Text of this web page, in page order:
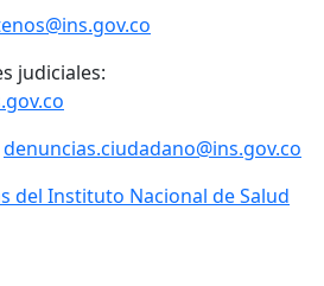
judiciales:
denuncias.ciudadano@ins.gov.co
del Instituto Nacional de Salud